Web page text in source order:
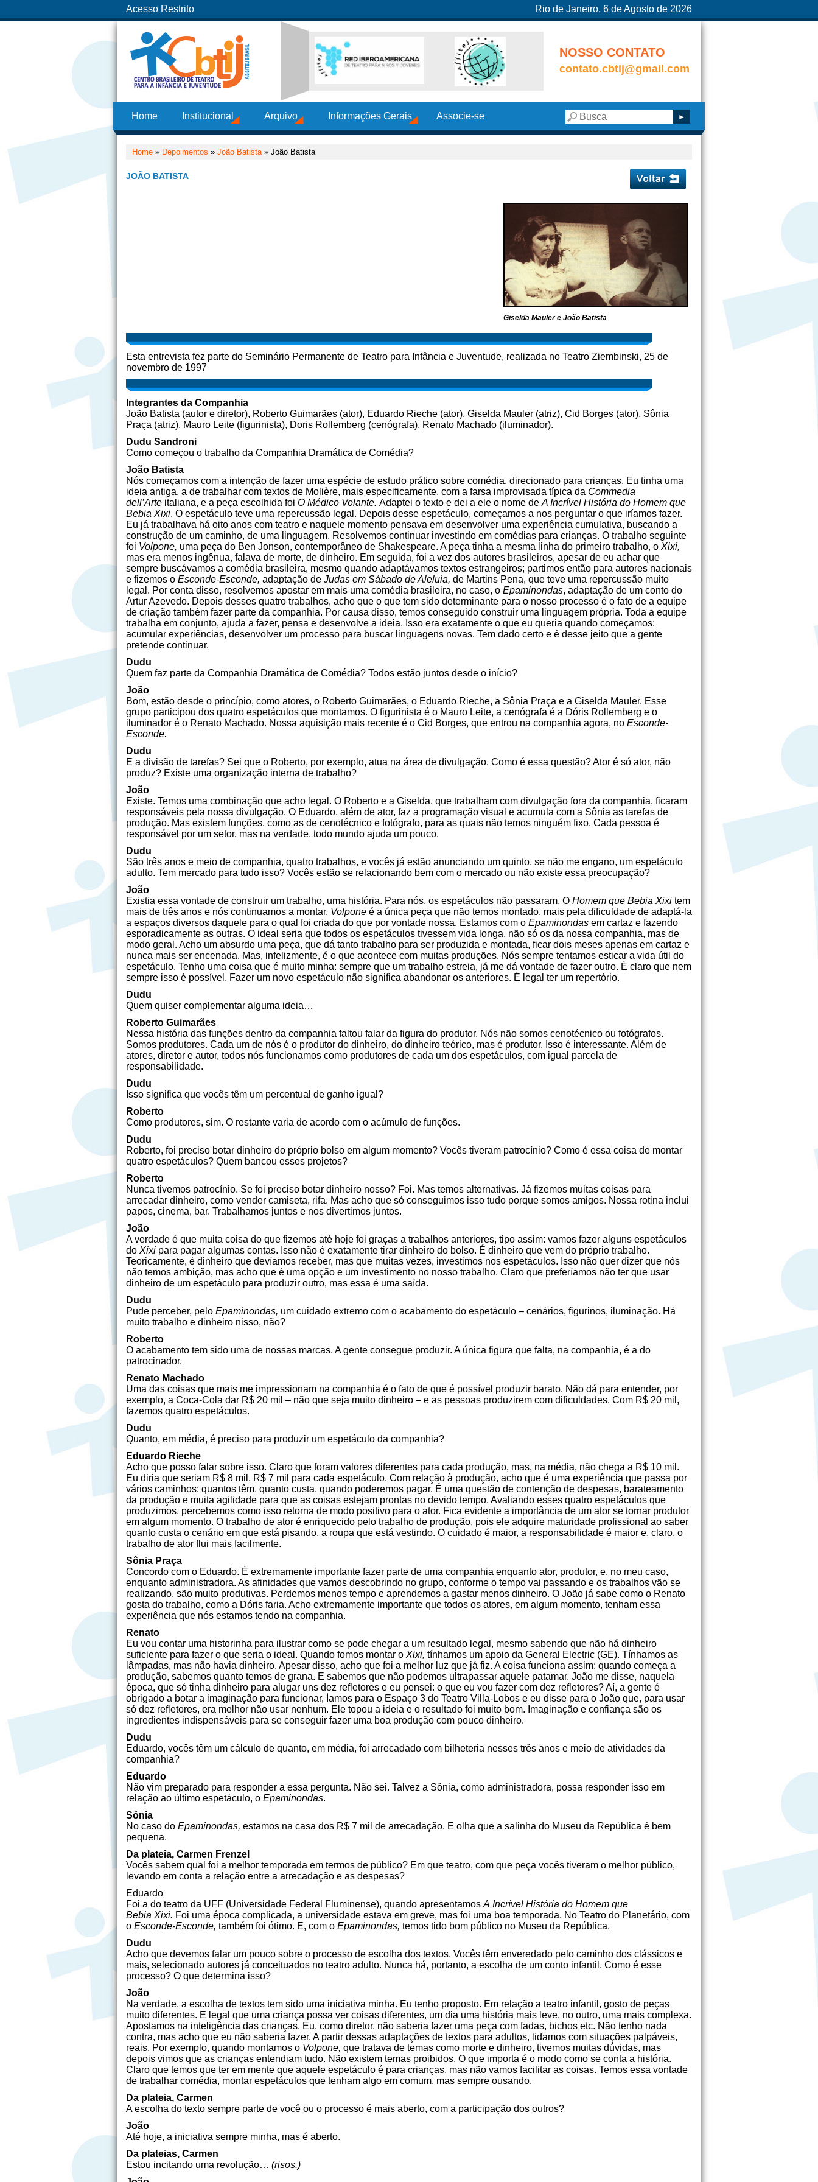
Acesso Restrito Rio de Janeiro, 6 de Agosto de 2026
NOSSO CONTATO
contato.cbtij@gmail.com
Home Institucional Arquivo Informações Gerais Associe-se
Home » Depoimentos » João Batista» João Batista
JOÃO BATISTA
Giselda Mauler e João Batista
Esta entrevista fez parte do Seminário Permanente de Teatro para Infância e Juventude, realizada no Teatro Ziembinski, 25 de
novembro de 1997
Integrantes da Companhia
João Batista (autor e diretor), Roberto Guimarães (ator), Eduardo Rieche (ator), Giselda Mauler (atriz), Cid Borges (ator), Sônia
Praça (atriz), Mauro Leite (figurinista), Doris Rollemberg (cenógrafa), Renato Machado (iluminador).
Dudu Sandroni
Como começou o trabalho da Companhia Dramática de Comédia?
João Batista
Nós começamos com a intenção de fazer uma espécie de estudo prático sobre comédia, direcionado para crianças. Eu tinha uma
ideia antiga, a de trabalhar com textos de Molière, mais especificamente, com a farsa improvisada típica da Commedia
dell’Arte italiana, e a peça escolhida foi O Médico Volante. Adaptei o texto e dei a ele o nome de A Incrível História do Homem que
Bebia Xixi. O espetáculo teve uma repercussão legal. Depois desse espetáculo, começamos a nos perguntar o que iríamos fazer.
Eu já trabalhava há oito anos com teatro e naquele momento pensava em desenvolver uma experiência cumulativa, buscando a
construção de um caminho, de uma linguagem. Resolvemos continuar investindo em comédias para crianças. O trabalho seguinte
foi Volpone, uma peça do Ben Jonson, contemporâneo de Shakespeare. A peça tinha a mesma linha do primeiro trabalho, o Xixi,
mas era menos ingênua, falava de morte, de dinheiro. Em seguida, foi a vez dos autores brasileiros, apesar de eu achar que
sempre buscávamos a comédia brasileira, mesmo quando adaptávamos textos estrangeiros; partimos então para autores nacionais
e fizemos o Esconde-Esconde, adaptação de Judas em Sábado de Aleluia, de Martins Pena, que teve uma repercussão muito
legal. Por conta disso, resolvemos apostar em mais uma comédia brasileira, no caso, o Epaminondas, adaptação de um conto do
Artur Azevedo. Depois desses quatro trabalhos, acho que o que tem sido determinante para o nosso processo é o fato de a equipe
de criação também fazer parte da companhia. Por causa disso, temos conseguido construir uma linguagem própria. Toda a equipe
trabalha em conjunto, ajuda a fazer, pensa e desenvolve a ideia. Isso era exatamente o que eu queria quando começamos:
acumular experiências, desenvolver um processo para buscar linguagens novas. Tem dado certo e é desse jeito que a gente
pretende continuar.
Dudu
Quem faz parte da Companhia Dramática de Comédia? Todos estão juntos desde o início?
João
Bom, estão desde o princípio, como atores, o Roberto Guimarães, o Eduardo Rieche, a Sônia Praça e a Giselda Mauler. Esse
grupo participou dos quatro espetáculos que montamos. O figurinista é o Mauro Leite, a cenógrafa é a Dóris Rollemberg e o
iluminador é o Renato Machado. Nossa aquisição mais recente é o Cid Borges, que entrou na companhia agora, no Esconde-
Esconde.
Dudu
E a divisão de tarefas? Sei que o Roberto, por exemplo, atua na área de divulgação. Como é essa questão? Ator é só ator, não
produz? Existe uma organização interna de trabalho?
João
Existe. Temos uma combinação que acho legal. O Roberto e a Giselda, que trabalham com di­vulgação fora da companhia, fica­ram
responsáveis pela nossa divulgação. O Eduardo, além de ator, faz a programação visual e acumula com a Sônia as tarefas de
produção. Mas existem fun­ções, como as de cenotécnico e fotógrafo, para as quais não temos ninguém fixo. Cada pessoa é
responsável por um setor, mas na verdade, todo mundo ajuda um pouco.
Dudu
São três anos e meio de companhia, quatro trabalhos, e vocês já estão anunciando um quinto, se não me engano, um espetáculo
adulto. Tem mercado para tudo isso? Vocês estão se re­lacionando bem com o mercado ou não existe essa preocupação?
João
Existia essa vontade de construir um trabalho, uma história. Para nós, os espetáculos não passaram. O Homem que Bebia Xixi tem
mais de três anos e nós continuamos a montar. Volpone é a única peça que não temos montado, mais pela dificuldade de adaptá-la
a espaços diversos daquele para o qual foi criada do que por vontade nossa. Estamos com o Epaminondas em cartaz e fazendo
esporadicamente as outras. O ideal seria que todos os espetáculos tivessem vida longa, não só os da nossa companhia, mas de
modo geral. Acho um absurdo uma peça, que dá tanto trabalho para ser produzida e montada, ficar dois meses apenas em cartaz e
nunca mais ser encenada. Mas, infelizmente, é o que acontece com muitas produções. Nós sempre tentamos esticar a vida útil do
espetáculo. Tenho uma coisa que é muito minha: sempre que um trabalho estreia, já me dá vontade de fazer outro. É claro que nem
sempre isso é possível. Fazer um novo espetáculo não significa abandonar os anteriores. É legal ter um repertório.
Dudu
Quem quiser complementar alguma ideia…
Roberto Guimarães
Nessa história das funções dentro da compa­nhia faltou falar da figura do produtor. Nós não somos cenotécnico ou fotógrafos.
Somos produtores. Cada um de nós é o produtor do dinheiro, do dinheiro teórico, mas é produtor. Isso é interessante. Além de
atores, diretor e autor, todos nós funcionamos como produtores de cada um dos espetáculos, com igual parcela de
responsabilidade.
Dudu
Isso significa que vocês têm um percentual de ganho igual?
Roberto
Como produtores, sim. O restante varia de acordo com o acúmulo de funções.
Dudu
Roberto, foi preciso botar dinheiro do próprio bolso em algum momento? Vocês tiveram patrocínio? Como é essa coisa de montar
quatro espetáculos? Quem bancou esses projetos?
Roberto
Nunca tivemos patrocínio. Se foi preciso botar dinheiro nosso? Foi. Mas temos alternativas. Já fizemos muitas coisas para
arrecadar dinheiro, como vender camiseta, rifa. Mas acho que só conseguimos isso tudo porque somos amigos. Nossa rotina inclui
papos, cinema, bar. Trabalhamos juntos e nos divertimos juntos.
João
A verdade é que muita coisa do que fizemos até hoje foi graças a trabalhos anteriores, tipo assim: vamos fazer alguns espetáculos
do Xixi para pagar algumas contas. Isso não é exatamente tirar dinheiro do bolso. É dinheiro que vem do próprio trabalho.
Teoricamente, é dinheiro que devíamos receber, mas que muitas vezes, investimos nos espetáculos. Isso não quer dizer que nós
não temos ambição, mas acho que é uma opção e um investimento no nosso trabalho. Claro que preferíamos não ter que usar
dinheiro de um espetáculo para produzir outro, mas essa é uma saída.
Dudu
Pude perceber, pelo Epaminondas, um cuidado extremo com o acabamento do espetáculo – cenários, figurinos, iluminação. Há
muito trabalho e dinheiro nisso, não?
Roberto
O acabamento tem sido uma de nossas marcas. A gente consegue produzir. A única figura que falta, na companhia, é a do
patrocinador.
Renato Machado
Uma das coisas que mais me impressionam na companhia é o fato de que é possível produzir barato. Não dá para entender, por
exemplo, a Coca-Cola dar R$ 20 mil – não que seja muito dinheiro – e as pessoas produzirem com dificuldades. Com R$ 20 mil,
fazemos quatro espetáculos.
Dudu
Quanto, em média, é preciso para produzir um espetáculo da companhia?
Eduardo Rieche
Acho que posso falar sobre isso. Claro que foram valores diferentes para cada produção, mas, na média, não chega a R$ 10 mil.
Eu diria que seriam R$ 8 mil, R$ 7 mil para cada espetáculo. Com relação à produção, acho que é uma experiência que passa por
vários caminhos: quantos têm, quanto custa, quando poderemos pagar. É uma questão de contenção de despesas, barateamento
da produção e muita agilidade para que as coisas estejam prontas no devido tempo. Avaliando esses quatro espetáculos que
produzimos, percebemos como isso retorna de modo positivo para o ator. Fica evidente a importância de um ator se tornar produtor
em algum momento. O trabalho de ator é enriquecido pelo trabalho de produção, pois ele adquire maturidade profissional ao saber
quanto custa o cenário em que está pisando, a roupa que está vestindo. O cuidado é maior, a responsabilidade é maior e, claro, o
trabalho de ator flui mais facilmente.
Sônia Praça
Concordo com o Eduardo. É extremamente importante fazer parte de uma companhia enquanto ator, produtor, e, no meu caso,
enquanto administradora. As afinidades que vamos descobrindo no grupo, conforme o tempo vai passando e os trabalhos vão se
realizando, são muito produtivas. Perdemos menos tempo e aprendemos a gastar menos dinheiro. O João já sabe como o Renato
gosta do trabalho, como a Dóris faria. Acho extremamente importante que todos os atores, em algum momento, tenham essa
experiência que nós estamos tendo na companhia.
Renato
Eu vou contar uma historinha para ilustrar como se pode chegar a um resultado legal, mesmo sabendo que não há dinheiro
suficiente para fazer o que seria o ideal. Quando fomos montar o Xixi, tínhamos um apoio da General Electric (GE). Tínhamos as
lâmpadas, mas não havia dinheiro. Apesar disso, acho que foi a melhor luz que já fiz. A coisa funciona assim: quando começa a
produção, sabemos quanto temos de grana. E sabemos que não podemos ultrapassar aquele patamar. João me disse, naquela
época, que só tinha dinheiro para alugar uns dez refletores e eu pensei: o que eu vou fazer com dez refletores? Aí, a gente é
obrigado a botar a imaginação para funcionar, Íamos para o Espaço 3 do Teatro Villa-Lobos e eu disse para o João que, para usar
só dez refletores, era melhor não usar nenhum. Ele topou a ideia e o resultado foi muito bom. Imaginação e confiança são os
ingredientes indispensáveis para se conseguir fazer uma boa produção com pouco dinheiro.
Dudu
Eduardo, vocês têm um cálculo de quanto, em média, foi arrecadado com bilheteria nesses três anos e meio de atividades da
companhia?
Eduardo
Não vim preparado para responder a essa pergunta. Não sei. Talvez a Sônia, como administradora, possa responder isso em
relação ao último espetáculo, o Epaminondas.
Sônia
No caso do Epaminondas, estamos na casa dos R$ 7 mil de arrecadação. E olha que a salinha do Museu da República é bem
pequena.
Da plateia, Carmen Frenzel
Vocês sabem qual foi a melhor temporada em termos de público? Em que teatro, com que peça vocês tiveram o melhor público,
levando em conta a relação entre a arrecadação e as despesas?
Eduardo
Foi a do teatro da UFF (Universidade Federal Fluminense), quando apresentamos A Incrível História do Homem que
Bebia Xixi. Foi uma época complicada, a universidade estava em greve, mas foi uma boa temporada. No Teatro do Planetário, com
o Esconde-Esconde, também foi ótimo. E, com o Epaminondas, temos tido bom público no Museu da República.
Dudu
Acho que devemos falar um pouco sobre o processo de escolha dos textos. Vocês têm enveredado pelo caminho dos clássicos e
mais, selecionado autores já conceituados no teatro adulto. Nunca há, portanto, a escolha de um conto infantil. Como é esse
processo? O que determina isso?
João
Na verdade, a escolha de textos tem sido uma iniciativa minha. Eu tenho proposto. Em relação a teatro infantil, gosto de peças
muito diferentes. E legal que uma criança possa ver coisas diferentes, um dia uma história mais leve, no outro, uma mais complexa.
Apostamos na inteligência das crianças. Eu, como diretor, não saberia fazer uma peça com fadas, bichos etc. Não tenho nada
contra, mas acho que eu não saberia fazer. A partir dessas adaptações de textos para adultos, lidamos com situações palpáveis,
reais. Por exemplo, quando montamos o Volpone, que tratava de temas como morte e dinheiro, tivemos muitas dúvidas, mas
depois vimos que as crianças entendiam tudo. Não existem temas proibidos. O que importa é o modo como se conta a história.
Claro que temos que ter em mente que aquele espetáculo é para crianças, mas não vamos facilitar as coisas. Temos essa vontade
de trabalhar comédia, montar espetáculos que tenham algo em comum, mas sempre ousando.
Da plateia, Carmen
A escolha do texto sempre parte de você ou o processo é mais aberto, com a participação dos outros?
João
Até hoje, a iniciativa sempre minha, mas é aberto.
Da plateias, Carmen
Estou incitando uma revolução… (risos.)